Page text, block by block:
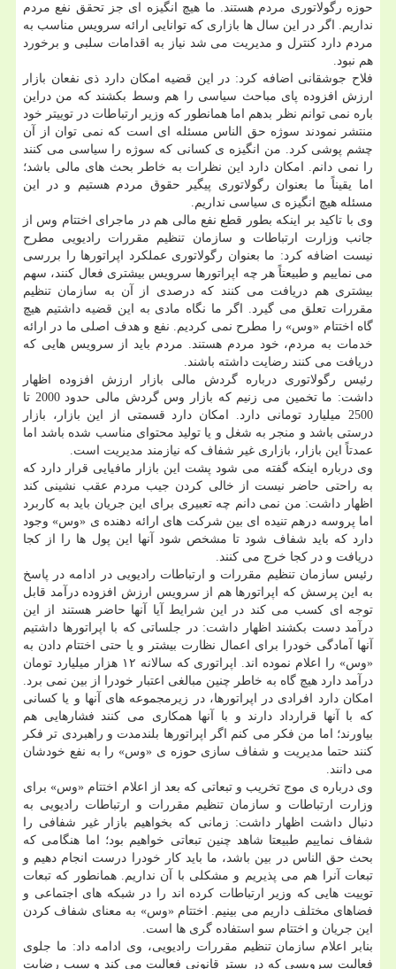
حوزه رگولاتوری مردم هستند. ما هیچ انگیزه ای جز تحقق نفع مردم
نداریم. اگر در این سال ها بازاری كه توانایی ارائه سرویس مناسب به
مردم دارد كنترل و مدیریت می شد نیاز به اقدامات سلبی و برخورد
هم نبود.
فلاح جوشقانی اضافه كرد: در این قضیه امكان دارد ذی نفعان بازار
ارزش افزوده پای مباحث سیاسی را هم وسط بكشند كه من دراین
باره نمی توانم نظر بدهم اما همانطور كه وزیر ارتباطات در توییتر خود
منتشر نمودند سوژه حق الناس مسئله ای است كه نمی توان از آن
چشم پوشی كرد. من انگیزه ی كسانی كه سوژه را سیاسی می كنند
را نمی دانم. امكان دارد این نظرات به خاطر بحث های مالی باشد؛
اما یقیناً ما بعنوان رگولاتوری پیگیر حقوق مردم هستیم و در این
مسئله هیچ انگیزه ی سیاسی نداریم.
وی با تاكید بر اینكه بطور قطع نفع مالی هم در ماجرای اختتام وس از
جانب وزارت ارتباطات و سازمان تنظیم مقررات رادیویی مطرح
نیست اضافه كرد: ما بعنوان رگولاتوری عملكرد اپراتورها را بررسی
می نماییم و طبیعتاً هر چه اپراتورها سرویس بیشتری فعال كنند، سهم
بیشتری هم دریافت می كنند كه درصدی از آن به سازمان تنظیم
مقررات تعلق می گیرد. اگر ما نگاه مادی به این قضیه داشتیم هیچ
گاه اختتام «وس» را مطرح نمی كردیم. نفع و هدف اصلی ما در ارائه
خدمات به مردم، خود مردم هستند. مردم باید از سرویس هایی كه
دریافت می كنند رضایت داشته باشند.
رئیس رگولاتوری درباره گردش مالی بازار ارزش افزوده اظهار
داشت: ما تخمین می زنیم كه بازار وس گردش مالی حدود 2000 تا
2500 میلیارد تومانی دارد. امكان دارد قسمتی از این بازار، بازار
درستی باشد و منجر به شغل و یا تولید محتوای مناسب شده باشد اما
عمدتاً این بازار، بازاری غیر شفاف كه نیازمند مدیریت است.
وی درباره اینكه گفته می شود پشت این بازار مافیایی قرار دارد كه
به راحتی حاضر نیست از خالی كردن جیب مردم عقب نشینی كند
اظهار داشت: من نمی دانم چه تعبیری برای این جریان باید به كاربرد
اما پروسه درهم تنیده ای بین شركت های ارائه دهنده ی «وس» وجود
دارد كه باید شفاف شود تا مشخص شود آنها این پول ها را از كجا
دریافت و در كجا خرج می كنند.
رئیس سازمان تنظیم مقررات و ارتباطات رادیویی در ادامه در پاسخ
به این پرسش كه اپراتورها هم از سرویس ارزش افزوده درآمد قابل
توجه ای كسب می كند در این شرایط آیا آنها حاضر هستند از این
درآمد دست بكشند اظهار داشت: در جلساتی كه با اپراتورها داشتیم
آنها آمادگی خودرا برای اعمال نظارت بیشتر و یا حتی اختتام دادن به
«وس» را اعلام نموده اند. اپراتوری كه سالانه ۱۲ هزار میلیارد تومان
درآمد دارد هیچ گاه به خاطر چنین مبالغی اعتبار خودرا از بین نمی برد.
امكان دارد افرادی در اپراتورها، در زیرمجموعه های آنها و یا كسانی
كه با آنها قرارداد دارند و با آنها همكاری می كنند فشارهایی هم
بیاورند؛ اما من فكر می كنم اگر اپراتورها بلندمدت و راهبردی تر فكر
كنند حتما مدیریت و شفاف سازی حوزه ی «وس» را به نفع خودشان
می دانند.
وی درباره ی موج تخریب و تبعاتی كه بعد از اعلام اختتام «وس» برای
وزارت ارتباطات و سازمان تنظیم مقررات و ارتباطات رادیویی به
دنبال داشت اظهار داشت: زمانی كه بخواهیم بازار غیر شفافی را
شفاف نماییم طبیعتا شاهد چنین تبعاتی خواهیم بود؛ اما هنگامی كه
بحث حق الناس در بین باشد، ما باید كار خودرا درست انجام دهیم و
تبعات آنرا هم می پذیریم و مشكلی با آن نداریم. همانطور كه تبعات
توییت هایی كه وزیر ارتباطات كرده اند را در شبكه های اجتماعی و
فضاهای مختلف داریم می بینیم. اختتام «وس» به معنای شفاف كردن
این جریان و اختتام سو استفاده گری ها است.
بنابر اعلام سازمان تنظیم مقررات رادیویی، وی ادامه داد: ما جلوی
فعالیت سرویسی كه در بستر قانونی فعالیت می كند و سبب رضایت